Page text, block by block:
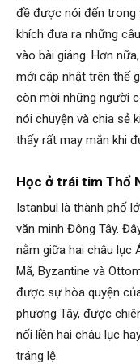
đề được nói đến trong
khích đưa ra những
vào bài giảng. Hơn
mới cập nhật trên thế
còn mời những người
nói chuyện và chia sẻ
thấy rất may mắn khi
Học ở trái tim Thổ
Istanbul là thành phố
văn minh Đông Tây.
nằm giữa hai châu lục
Mã, Byzantine và
được sự hòa quyện
phương Tây, được
nối liền hai châu lục
tráng lệ.